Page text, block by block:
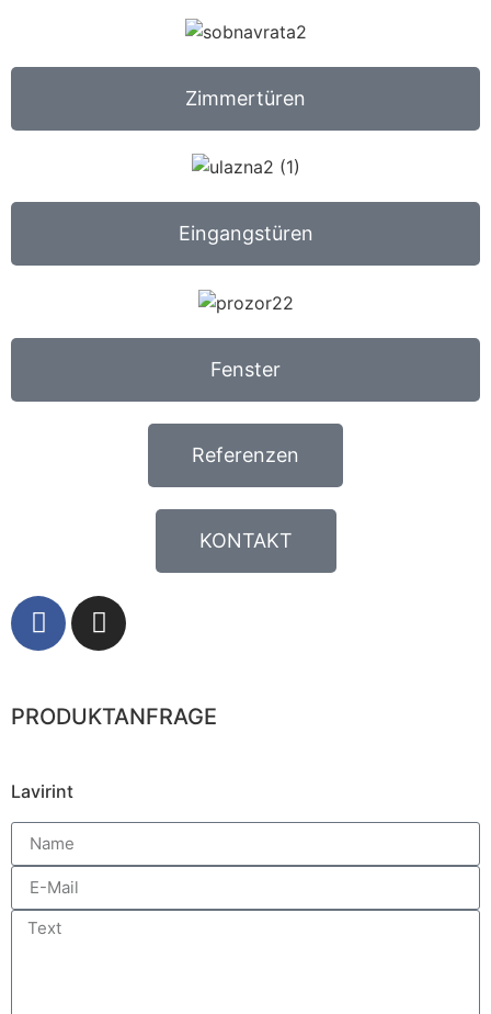
Zimmertüren
Eingangstüren
Fenster
Referenzen
KONTAKT
PRODUKTANFRAGE
Lavirint